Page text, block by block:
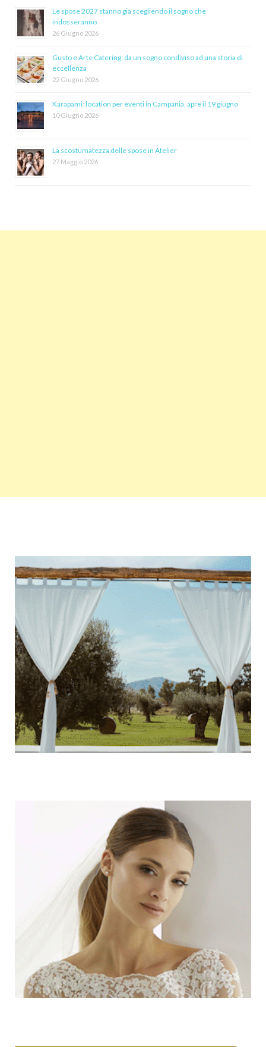
Le spose 2027 stanno già scegliendo il sogno che
indosseranno
26 Giugno 2026
Gusto e Arte Catering: da un sogno condiviso ad una storia di
eccellenza
22 Giugno 2026
Karapami: location per eventi in Campania, apre il 19 giugno
10 Giugno 2026
La scostumatezza delle spose in Atelier
27 Maggio 2026